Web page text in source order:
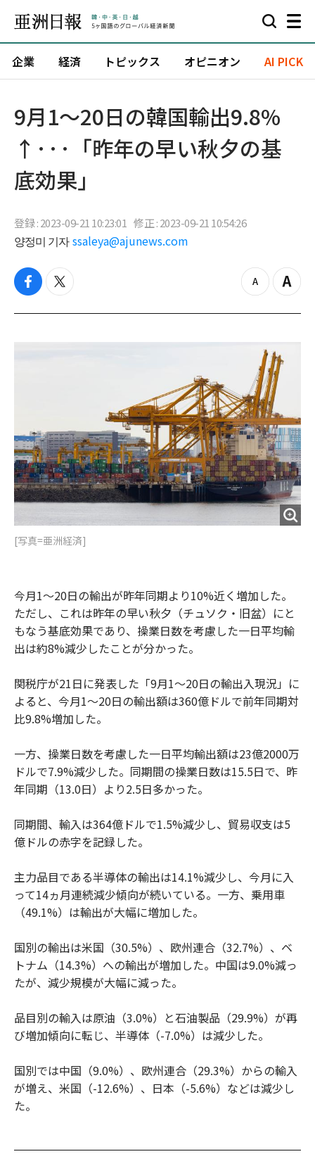
企業 経済 トピックス オピニオン AI PICK
9月1～20日の韓国輸出9.8%
↑···「昨年の早い秋夕の基
底効果」
登録 : 2023-09-21 10:23:01 修正 : 2023-09-21 10:54:26
양정미 기자 ssaleya@ajunews.com
f
c
t
i
z
o
t
Z
o
[写真=亜洲経済]
今月1～20日の輸出が昨年同期より10%近く増加した。
ただし、これは昨年の早い秋夕（チュソク・旧盆）にと
もなう基底効果であり、操業日数を考慮した一日平均輸
出は約8%減少したことが分かった。
関税庁が21日に発表した「9月1～20日の輸出入現況」に
よると、今月1～20日の輸出額は360億ドルで前年同期対
比9.8%増加した。
一方、操業日数を考慮した一日平均輸出額は23億2000万
ドルで7.9%減少した。同期間の操業日数は15.5日で、昨
年同期（13.0日）より2.5日多かった。
同期間、輸入は364億ドルで1.5%減少し、貿易収支は5
億ドルの赤字を記録した。
主力品目である半導体の輸出は14.1%減少し、今月に入
って14ヵ月連続減少傾向が続いている。一方、乗用車
（49.1%）は輸出が大幅に増加した。
国別の輸出は米国（30.5%）、欧州連合（32.7%）、ベ
トナム（14.3%）への輸出が増加した。中国は9.0%減っ
たが、減少規模が大幅に減った。
品目別の輸入は原油（3.0%）と石油製品（29.9%）が再
び増加傾向に転じ、半導体（-7.0%）は減少した。
国別では中国（9.0%）、欧州連合（29.3%）からの輸入
が増え、米国（-12.6%）、日本（-5.6%）などは減少し
た。